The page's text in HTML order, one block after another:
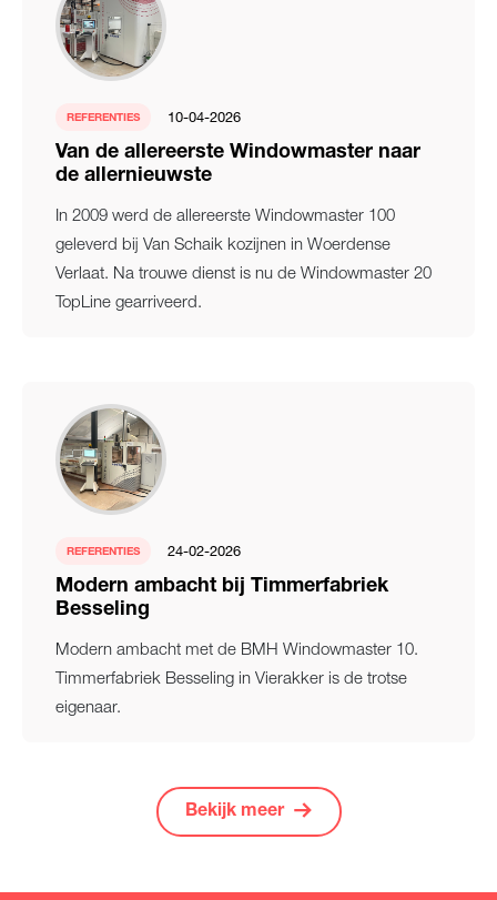
REFERENTIES 10-04-2026
Van de allereerste Windowmaster naar
de allernieuwste
In 2009 werd de allereerste Windowmaster 100
geleverd bij Van Schaik kozijnen in Woerdense
Verlaat. Na trouwe dienst is nu de Windowmaster 20
TopLine gearriveerd.
REFERENTIES 24-02-2026
Modern ambacht bij Timmerfabriek
Besseling
Modern ambacht met de BMH Windowmaster 10.
Timmerfabriek Besseling in Vierakker is de trotse
eigenaar.
Bekijk meer